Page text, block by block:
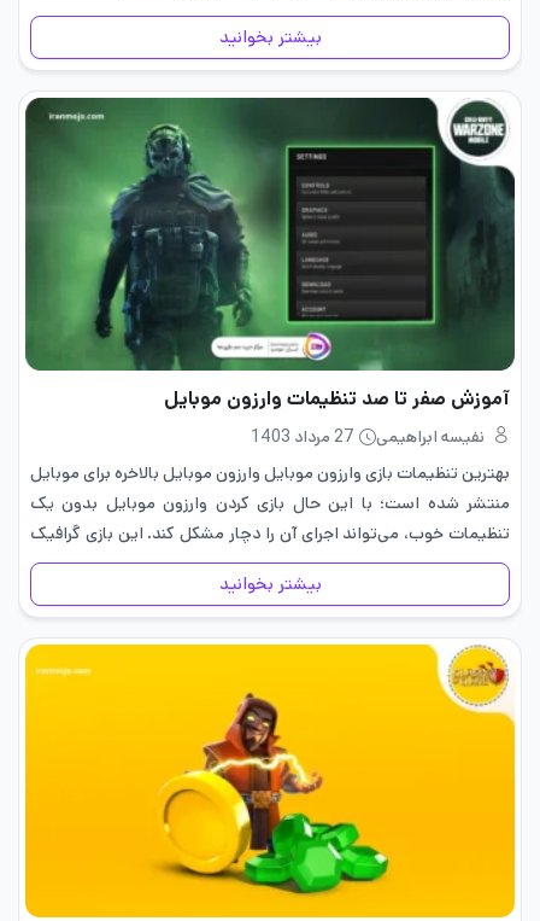
بیشتر بخوانید
آموزش صفر تا صد تنظیمات وارزون موبایل
نفیسه ابراهیمی
27 مرداد 1403
بهترین تنظیمات بازی وارزون موبایل وارزون موبایل بالاخره برای موبایل
منتشر شده است؛ با این حال بازی کردن وارزون موبایل بدون یک
تنظیمات خوب، می‌تواند اجرای آن را دچار مشکل کند. این بازی گرافیک
بسیار بالایی دارد و اگر گوشی…
بیشتر بخوانید